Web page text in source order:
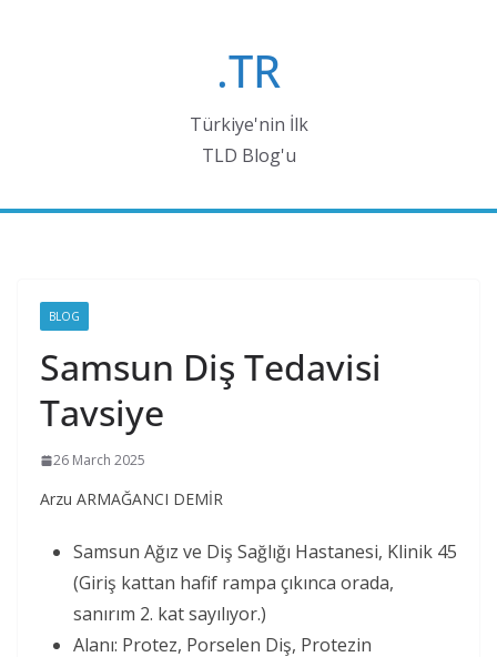
.TR
Türkiye'nin İlk
TLD Blog'u
BLOG
Samsun Diş Tedavisi
Tavsiye
26 March 2025
Arzu ARMAĞANCI DEMİR
Samsun Ağız ve Diş Sağlığı Hastanesi, Klinik 45
(Giriş kattan hafif rampa çıkınca orada,
sanırım 2. kat sayılıyor.)
Alanı: Protez, Porselen Diş, Protezin